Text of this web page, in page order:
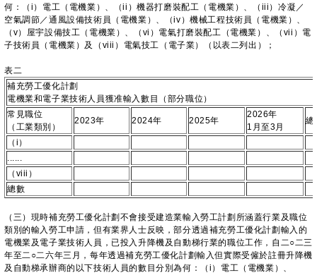
何：（i）電工（電機業）、（ii）機器打磨裝配工（電機業）、（iii）冷凝／
空氣調節／通風設備技術員（電機業）、（iv）機械工程技術員（電機業）、
（v）屋宇設備技工（電機業）、（vi）電氣打磨裝配工（電機業）、（vii）電
子技術員（電機業）及（viii）電氣技工（電子業）（以表二列出）；
表二
補充勞工優化計劃
電機業和電子業技術人員獲准輸入數目（部分職位）
常見職位
（工業類別）
2023年 2024年 2025年
2026年
1月至3月
總
（i）
......
（viii）
總數
（三）現時補充勞工優化計劃不會接受建造業輸入勞工計劃所涵蓋行業及職位
類別的輸入勞工申請，但有業界人士反映，部分透過補充勞工優化計劃輸入的
電機業及電子業技術人員，已投入升降機及自動梯行業的職位工作，自二○二三
年至二○二六年三月，每年透過補充勞工優化計劃輸入但實際受僱於註冊升降機
及自動梯承辦商的以下技術人員的數目分別為何：（i）電工（電機業）、